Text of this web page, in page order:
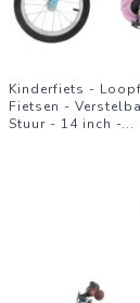
Kinderfiets -
Fietsen -
Stuur - 14 inch -...